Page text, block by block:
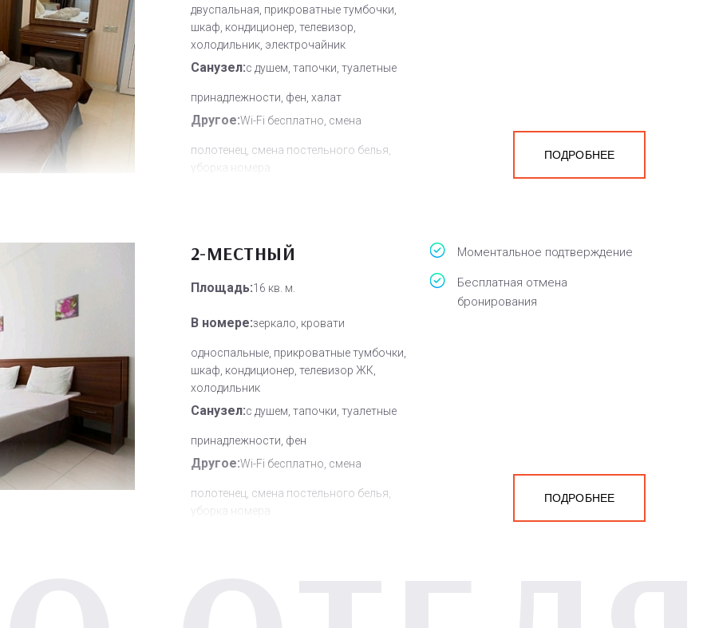
двуспальная, прикроватные тумбочки,
шкаф, кондиционер, телевизор,
холодильник, электрочайник
Санузел:с душем, тапочки, туалетные
принадлежности, фен, халат
Другое:Wi-Fi бесплатно, смена
полотенец, смена постельного белья,
уборка номера
ПОДРОБНЕЕ
2-МЕСТНЫЙ
Площадь:16 кв. м.
В номере:зеркало, кровати
односпальные, прикроватные тумбочки,
шкаф, кондиционер, телевизор ЖК,
холодильник
Санузел:с душем, тапочки, туалетные
принадлежности, фен
Другое:Wi-Fi бесплатно, смена
полотенец, смена постельного белья,
уборка номера
Моментальное подтверждение
Бесплатная отмена
бронирования
ПОДРОБНЕЕ